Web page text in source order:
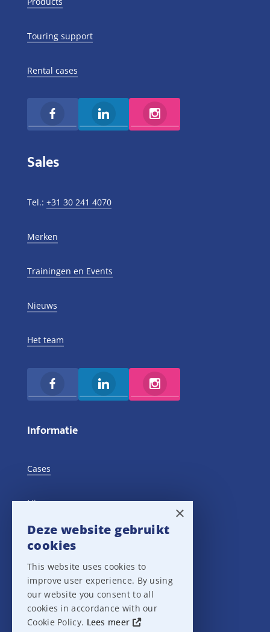
Touring support
Rental cases
Sales
Tel.: +31 30 241 4070
Merken
Trainingen en Events
Nieuws
Het team
Informatie
Cases
Nieuws
Training Events
Privacy verklaring
Disclaimer
×
Deze website gebruikt
cookies
This website uses cookies to
improve user experience. By using
our website you consent to all
cookies in accordance with our
Cookie Policy. Lees meer